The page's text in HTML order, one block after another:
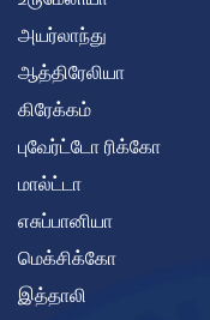
அயர்லாந்து
ஆத்திரேலியா
கிரேக்கம்
புவேர்ட்டோ ரிக்கோ
மால்ட்டா
எசுப்பானியா
மெக்சிக்கோ
இத்தாலி